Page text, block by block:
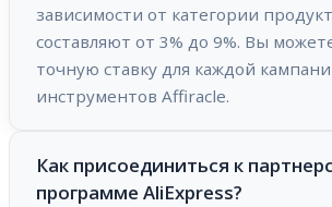
зависимости от категории
составляют от 3% до 9%. Вы
точную ставку для каждой
инструментов Affiracle.
Как присоединиться к
программе AliExpress?